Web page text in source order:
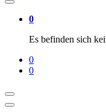
0
Es befinden sich
0
0